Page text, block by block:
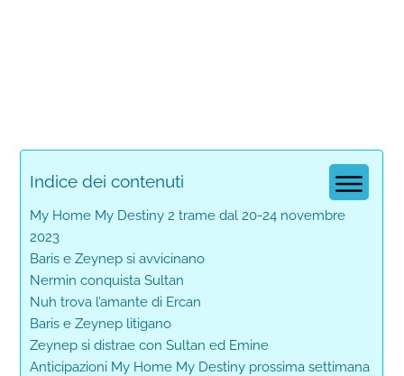
Indice dei contenuti
My Home My Destiny 2 trame dal 20-24 novembre
2023
Baris e Zeynep si avvicinano
Nermin conquista Sultan
Nuh trova l’amante di Ercan
Baris e Zeynep litigano
Zeynep si distrae con Sultan ed Emine
Anticipazioni My Home My Destiny prossima settimana